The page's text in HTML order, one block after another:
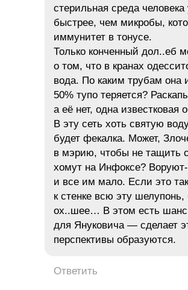
стерильная среда человека
быстрее, чем микробы,
иммунитет в тонусе.
Только конченный дол..еб
о том, что в кранах
вода. По каким трубам она
50% тупо теряется?
а её нет, одна известковая
В эту сеть хоть святую
будет фекалка. Может,
в мэрию, чтобы не тащить
хомут на Инфоксе?
и все им мало. Если это
к стенке всю эту
ох..шее… В этом есть шанс
для Януковича — сделает
перспективы образуются.
Ответить